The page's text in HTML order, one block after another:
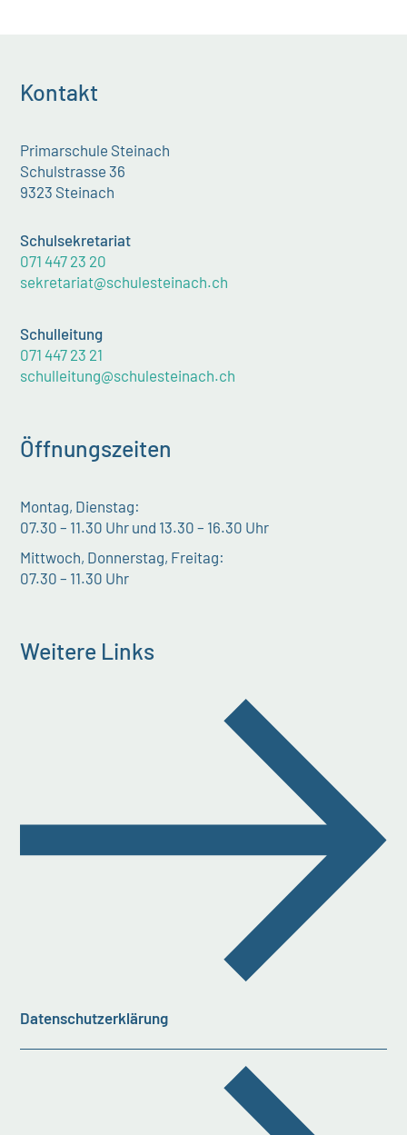
Kontakt
Primarschule Steinach
Schulstrasse 36
9323 Steinach
Schulsekretariat
071 447 23 20
sekretariat@schulesteinach.ch
Schulleitung
071 447 23 21
schulleitung@schulesteinach.ch
Öffnungszeiten
Montag, Dienstag:
07.30 – 11.30 Uhr und 13.30 – 16.30 Uhr
Mittwoch, Donnerstag, Freitag:
07.30 – 11.30 Uhr
Weitere Links
Datenschutzerklärung